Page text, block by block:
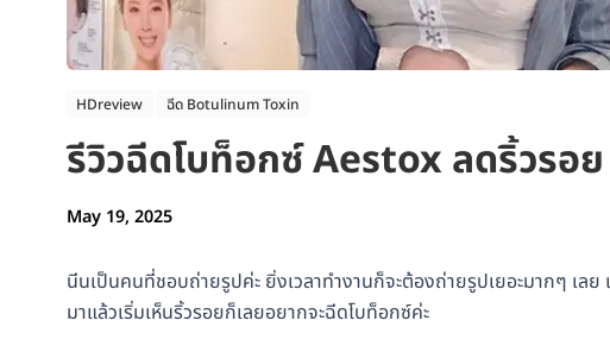
HDreview ฉีด Botulinum Toxin
รีวิวฉีดโบท็อกซ์ Aestox ลดริ้วร
May 19, 2025
นีนเป็นคนที่ชอบถ่ายรูปค่ะ ยิ่งเวลาทำงานก็จะต้องถ่ายรูปเยอะมากๆ เล
มาแล้วเริ่มเห็นริ้วรอยก็เลยอยากจะฉีดโบท็อกซ์ค่ะ